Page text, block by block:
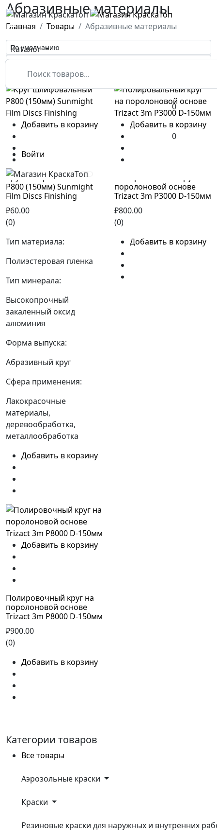
☰
Каталог
0
0
Войти
Абразивные материалы
Главная Товары Абразивные материалы
Добавить в корзину
Круг шлифовальный
Р800 (150мм) Sunmight
Film Discs Finishing
₽60.00
(0)
Тип материала:
Полиэстеровая пленка
Тип минерала:
Высокопрочный
закаленный оксид
алюминия
Форма выпуска:
Абразивный круг
Сфера применения:
Лакокрасочные
материалы,
деревообработка,
металлообработка
Добавить в корзину
Добавить в корзину
поролоновой основе
Trizact 3m Р3000 D-150мм
₽800.00
(0)
Добавить в корзину
Добавить в корзину
Полировочный круг на
поролоновой основе
Trizact 3m Р8000 D-150мм
₽900.00
(0)
Добавить в корзину
Категории товаров
Все товары
Аэрозольные крaски
Крaски
Резиновые краски для наружных и внутренних